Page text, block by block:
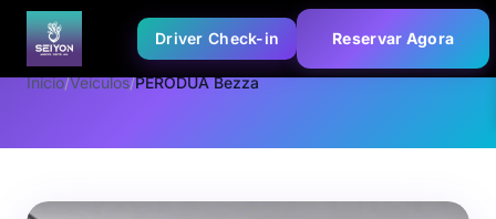
Driver Check-in Reservar Agora
Início/Veículos/PERODUA Bezza